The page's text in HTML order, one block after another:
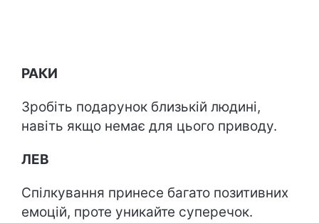
РАКИ
Зробіть подарунок близькій людині,
навіть якщо немає для цього приводу.
ЛЕВ
Спілкування принесе багато позитивних
емоцій, проте уникайте суперечок.